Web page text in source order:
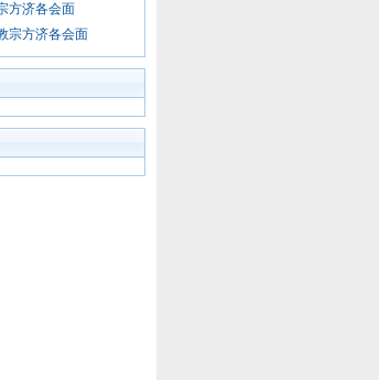
方济各会面
宗方济各会面